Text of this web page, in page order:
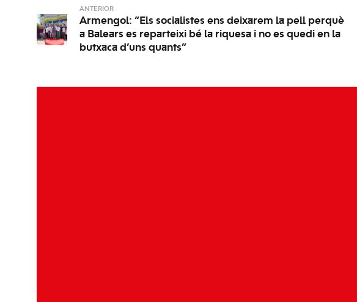
ANTERIOR
Armengol: “Els socialistes ens deixarem la pell perquè
a Balears es reparteixi bé la riquesa i no es quedi en la
butxaca d’uns quants”